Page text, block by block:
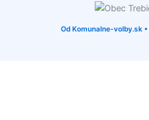
Od Komunalne-volby.sk •